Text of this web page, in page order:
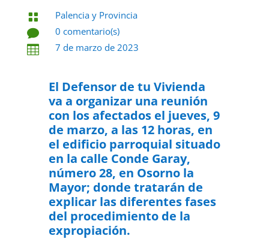

Palencia y Provincia

0 comentario(s)

7 de marzo de 2023
El Defensor de tu Vivienda
va a organizar una reunión
con los afectados el jueves, 9
de marzo, a las 12 horas, en
el edificio parroquial situado
en la calle Conde Garay,
número 28, en Osorno la
Mayor; donde tratarán de
explicar las diferentes fases
del procedimiento de la
expropiación.